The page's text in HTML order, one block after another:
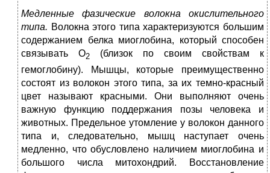
Медленные фазические волокна окислительного
типа. Волокна этого типа характеризуются большим
содержанием белка миоглобина, который способен
связывать О2 (близок по своим свойствам к
гемоглобину). Мышцы, которые преимущественно
состоят из волокон этого типа, за их темно-красный
цвет называют красными. Они выполняют очень
важную функцию поддержания позы человека и
животных. Предельное утомление у волокон данного
типа и, следовательно, мышц наступает очень
медленно, что обусловлено наличием миоглобина и
большого числа митохондрий. Восстановление